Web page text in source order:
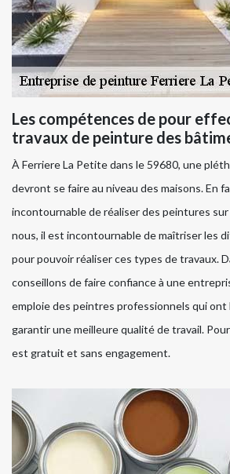
Les compétences de pour
travaux de peinture des
À Ferriere La Petite dans le 59680, une
devront se faire au niveau des maisons. En
incontournable de réaliser des peintures
nous, il est incontournable de maîtriser les
pour pouvoir réaliser ces types de travaux.
conseillons de faire confiance à une
emploie des peintres professionnels qui
garantir une meilleure qualité de travail.
est gratuit et sans engagement.